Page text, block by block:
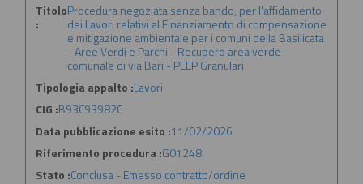
Titolo
:
Procedura negoziata senza bando, per l'affidamento
dei Lavori relativi al Finanziamento di compensazione
e mitigazione ambientale per i comuni della Basilicata
- Aree Verdi e Parchi - Recupero area verde
comunale di via Bari - PEEP Granulari
Tipologia appalto :Lavori
CIG :B93C93982C
Data pubblicazione esito :11/02/2026
Riferimento procedura :G01248
Stato :Conclusa - Emesso contratto/ordine